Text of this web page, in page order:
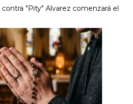
"Pity" Alvarez comenzará el